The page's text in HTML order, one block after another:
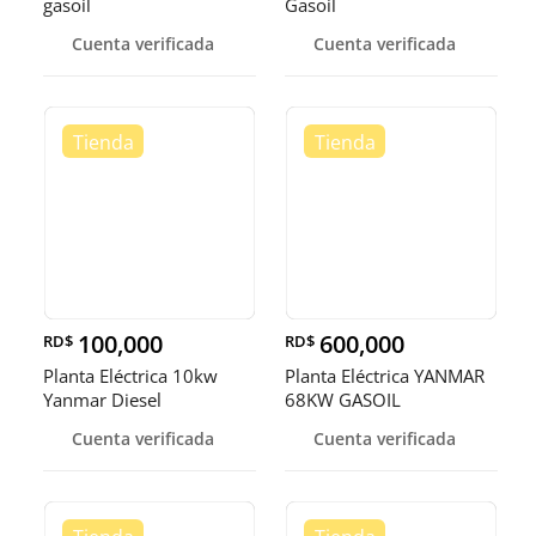
Cuenta verificada Cuenta verificada
RD$ 100,000
Planta Eléctrica 10kw
Yanmar Diesel
Cuenta verificada
RD$ 600,000
Planta Eléctrica YANMAR
68KW GASOIL
Cuenta verificada